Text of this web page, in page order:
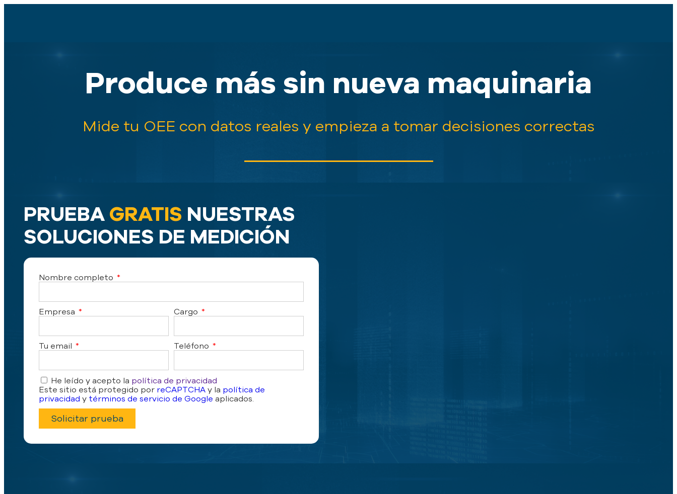
Produce más sin nueva maquinaria
Mide tu OEE con datos reales y empieza a tomar decisiones correctas
PRUEBA GRATIS NUESTRAS
SOLUCIONES DE MEDICIÓN
Nombre completo
Empresa Cargo
Tu email Teléfono
He leído y acepto la política de privacidad
Este sitio está protegido por reCAPTCHA y la política de
privacidad y términos de servicio de Google aplicados.
Solicitar prueba